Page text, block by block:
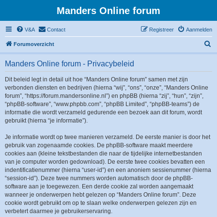
Manders Online forum
V&A Contact Aanmelden
Registreer
Forumoverzicht
Manders Online forum - Privacybeleid
Dit beleid legt in detail uit hoe “Manders Online forum” samen met zijn
verbonden diensten en bedrijven (hierna “wij”, “ons”, “onze”, “Manders Online
forum”, “https://forum.mandersonline.nl”) en phpBB (hierna “zij”, “hun”, “zijn”,
“phpBB-software”, “www.phpbb.com”, “phpBB Limited”, “phpBB-teams”) de
informatie die wordt verzameld gedurende een bezoek aan dit forum, wordt
gebruikt (hierna “je informatie”).
Je informatie wordt op twee manieren verzameld. De eerste manier is door het
gebruik van zogenaamde cookies. De phpBB-software maakt meerdere
cookies aan (kleine tekstbestanden die naar de tijdelijke internetbestanden
van je computer worden gedownload). De eerste twee cookies bevatten een
indentificatienummer (hierna “user-id”) en een anoniem sessienummer (hierna
“session-id”). Deze twee nummers worden automatisch door de phpBB-
software aan je toegewezen. Een derde cookie zal worden aangemaakt
wanneer je onderwerpen hebt gelezen op “Manders Online forum”. Deze
cookie wordt gebruikt om op te slaan welke onderwerpen gelezen zijn en
verbetert daarmee je gebruikerservaring.